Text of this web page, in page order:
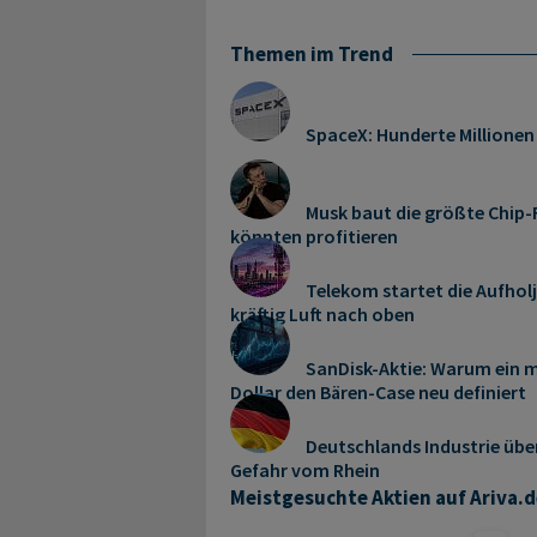
Hier entsteht ein Gigant in
Energien. Man
sich die niedrige
Diese Unterbewertung
Dubais Staatsführer Al-
erkannt, der neben dem
Enersaves erste
Unternehmen arbeitet
aber in den Gewinnen
weitere
wurden Vorverträge
auch Betreiber der
betragen. Darüber hinaus
Enersave für die
Mega-Boom Asien: China
Themen im Trend
SpaceX: Hunderte
Musk baut die größte Chip-
könnten profitieren
Telekom startet die
kräftig Luft nach oben
SanDisk-Aktie: Warum ein
Dollar den Bären-Case neu definiert
Deutschlands Industrie
Gefahr vom Rhein
Meistgesuchte Aktien auf